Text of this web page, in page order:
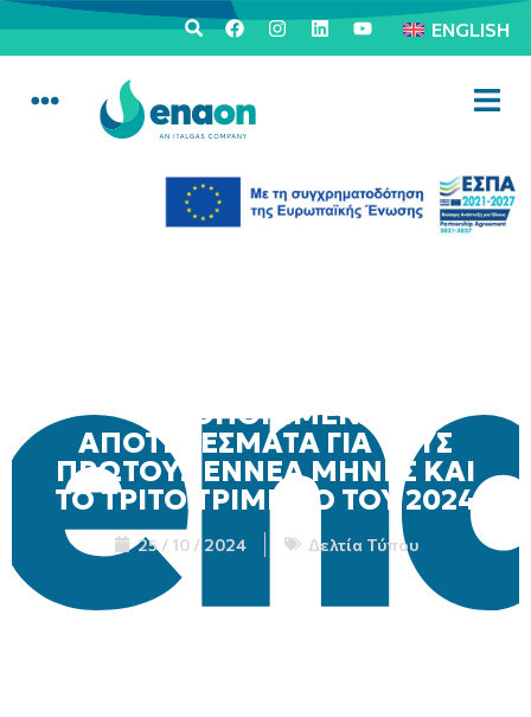
ENGLISH
ΕΝΟΠΟΙΗΜΕΝΑ
ΑΠΟΤΕΛΕΣΜΑΤΑ ΓΙΑ ΤΟΥΣ
ΠΡΩΤΟΥΣ ΕΝΝΕΑ ΜΗΝΕΣ ΚΑΙ
ΤΟ ΤΡΙΤΟ ΤΡΙΜΗΝΟ ΤΟΥ 2024
25 / 10 / 2024 Δελτία Τύπου